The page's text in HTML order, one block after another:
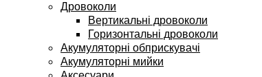
Дровоколи
Вертикальні дровоколи
Горизонтальні дровоколи
Акумуляторні обприскувачі
Акумуляторні мийки